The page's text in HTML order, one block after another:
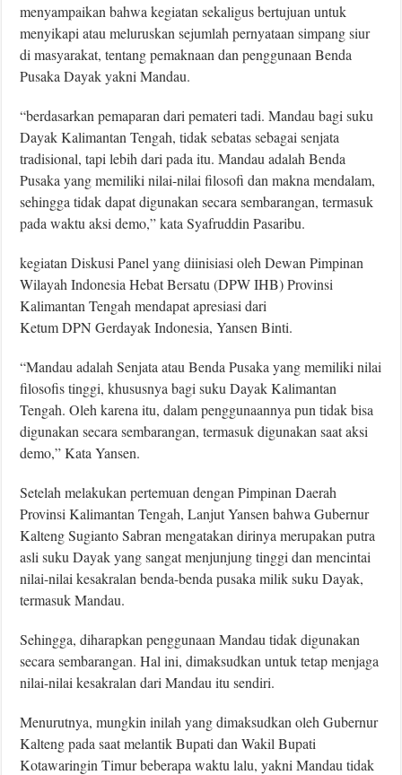
menyampaikan bahwa kegiatan sekaligus bertujuan untuk
menyikapi atau meluruskan sejumlah pernyataan simpang siur
di masyarakat, tentang pemaknaan dan penggunaan Benda
Pusaka Dayak yakni Mandau.
“berdasarkan pemaparan dari pemateri tadi. Mandau bagi suku
Dayak Kalimantan Tengah, tidak sebatas sebagai senjata
tradisional, tapi lebih dari pada itu. Mandau adalah Benda
Pusaka yang memiliki nilai-nilai filosofi dan makna mendalam,
sehingga tidak dapat digunakan secara sembarangan, termasuk
pada waktu aksi demo,” kata Syafruddin Pasaribu.
kegiatan Diskusi Panel yang diinisiasi oleh Dewan Pimpinan
Wilayah Indonesia Hebat Bersatu (DPW IHB) Provinsi
Kalimantan Tengah mendapat apresiasi dari
Ketum DPN Gerdayak Indonesia, Yansen Binti.
“Mandau adalah Senjata atau Benda Pusaka yang memiliki nilai
filosofis tinggi, khususnya bagi suku Dayak Kalimantan
Tengah. Oleh karena itu, dalam penggunaannya pun tidak bisa
digunakan secara sembarangan, termasuk digunakan saat aksi
demo,” Kata Yansen.
Setelah melakukan pertemuan dengan Pimpinan Daerah
Provinsi Kalimantan Tengah, Lanjut Yansen bahwa Gubernur
Kalteng Sugianto Sabran mengatakan dirinya merupakan putra
asli suku Dayak yang sangat menjunjung tinggi dan mencintai
nilai-nilai kesakralan benda-benda pusaka milik suku Dayak,
termasuk Mandau.
Sehingga, diharapkan penggunaan Mandau tidak digunakan
secara sembarangan. Hal ini, dimaksudkan untuk tetap menjaga
nilai-nilai kesakralan dari Mandau itu sendiri.
Menurutnya, mungkin inilah yang dimaksudkan oleh Gubernur
Kalteng pada saat melantik Bupati dan Wakil Bupati
Kotawaringin Timur beberapa waktu lalu, yakni Mandau tidak